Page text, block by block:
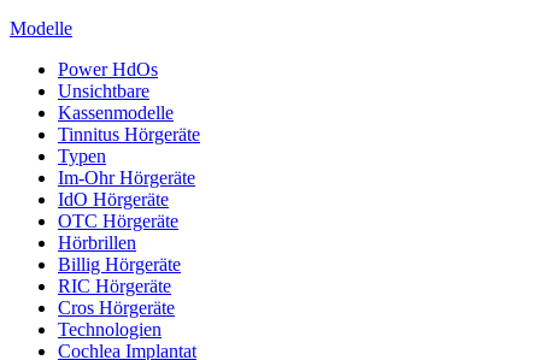
Modelle
Power HdOs
Unsichtbare
Kassenmodelle
Tinnitus Hörgeräte
Typen
Im-Ohr Hörgeräte
IdO Hörgeräte
OTC Hörgeräte
Hörbrillen
Billig Hörgeräte
RIC Hörgeräte
Cros Hörgeräte
Technologien
Cochlea Implantat